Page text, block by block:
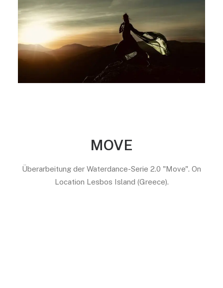
MOVE
Überarbeitung der Waterdance-Serie 2.0 "Move". On
Location Lesbos Island (Greece).